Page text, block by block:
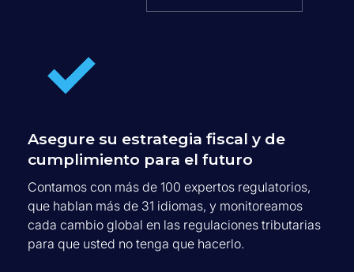
Asegure su estrategia fiscal y de
cumplimiento para el futuro
Contamos con más de 100 expertos regulatorios,
que hablan más de 31 idiomas, y monitoreamos
cada cambio global en las regulaciones tributarias
para que usted no tenga que hacerlo.